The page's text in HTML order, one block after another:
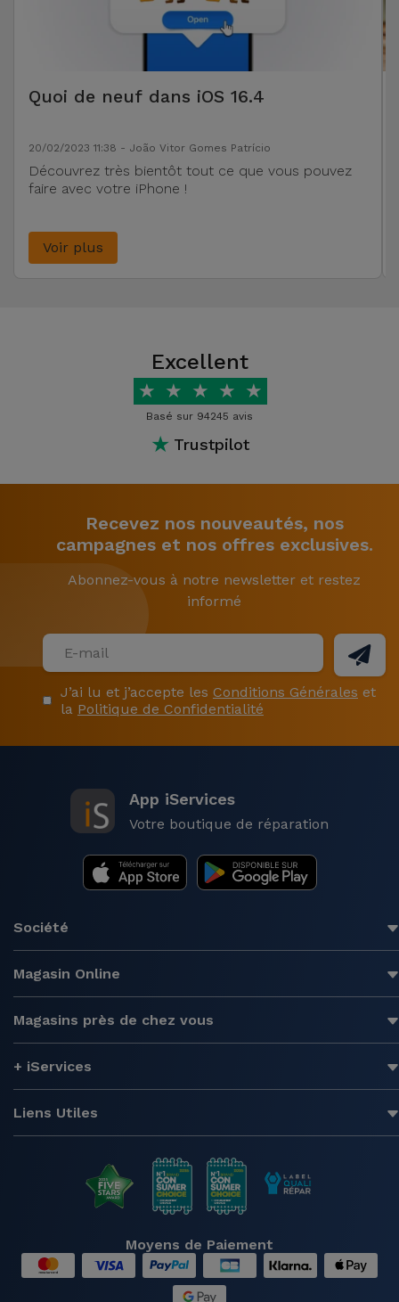
Quoi de neuf dans iOS 16.4
20/02/2023 11:38 - João Vitor Gomes Patrício
Découvrez très bientôt tout ce que vous pouvez
faire avec votre iPhone !
Voir plus
Excellent
★ ★ ★ ★ ★
Basé sur 94245 avis
★ Trustpilot
Recevez nos nouveautés, nos
campagnes et nos offres exclusives.
Abonnez-vous à notre newsletter et restez
informé
J’ai lu et j’accepte les Conditions Générales et
la Politique de Confidentialité
App iServices
Votre boutique de réparation
Société
Magasin Online
Magasins près de chez vous
+ iServices
Liens Utiles
Moyens de Paiement